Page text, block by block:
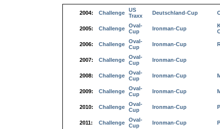
2004: Challenge
US
Traxx
Deutschland-Cup
2005: Challenge
Oval-
Cup
Ironman-Cup
2006: Challenge
Oval-
Cup
Ironman-Cup
2007: Challenge
Oval-
Cup
Ironman-Cup
2008: Challenge
Oval-
Cup
Ironman-Cup
2009: Challenge
Oval-
Cup
Ironman-Cup
2010: Challenge
Oval-
Cup
Ironman-Cup
2011: Challenge
Oval-
Cup
Ironman-Cup